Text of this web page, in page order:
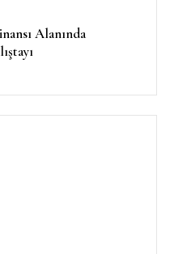
Alanında